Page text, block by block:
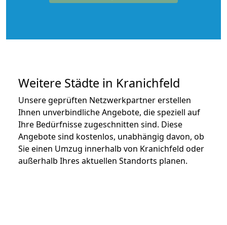
Weitere Städte in Kranichfeld
Unsere geprüften Netzwerkpartner erstellen
Ihnen unverbindliche Angebote, die speziell auf
Ihre Bedürfnisse zugeschnitten sind. Diese
Angebote sind kostenlos, unabhängig davon, ob
Sie einen Umzug innerhalb von Kranichfeld oder
außerhalb Ihres aktuellen Standorts planen.